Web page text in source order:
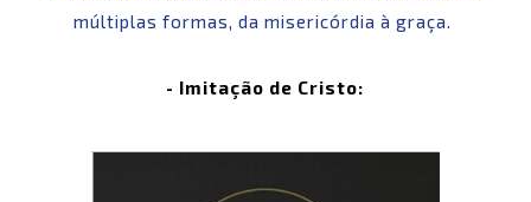
múltiplas formas, da misericórdia à graça.
- Imitação de Cristo: